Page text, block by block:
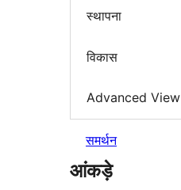
स्थापना
विकास
Advanced View
समर्थन
आंकड़े